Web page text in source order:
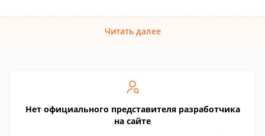
Читать далее
Нет официального представителя разработчика
на сайте